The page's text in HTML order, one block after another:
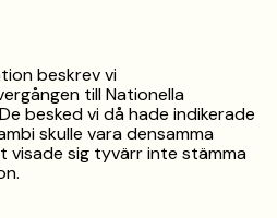
beskrev vi
till Nationella
besked vi då hade indikerade
skulle vara densamma
visade sig tyvärr inte stämma